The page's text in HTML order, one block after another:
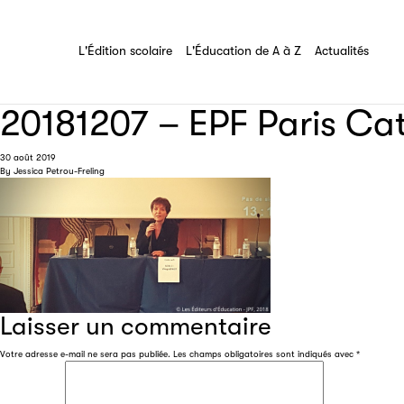
L'Édition scolaire L'Éducation de A à Z Actualités
Tout savoir sur l'association
L'Édition scolaire
L'Éducation de A à Z
20181207 – EPF Paris
30 août 2019
By Jessica Petrou-Freling
Laisser un commentaire
Votre adresse e-mail ne sera pas publiée. Les champs obligatoires sont indiqués avec *